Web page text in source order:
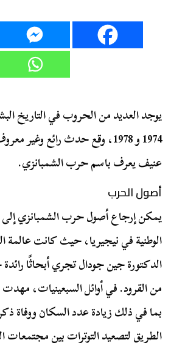
يوجد العديد من الحروب في التاريخ
1974 و 1978، وقع حدث رائع
عنيف يعرف باسم حرب الشمبانزي.
أصول الحرب
يمكن إرجاع أصول حرب الشمبانزي
الوطنية في نيجيريا، حيث كانت عالمة
الدكتورة جين جودال تجري أبحاثًا
من القرود. في أوائل السبعينيات،
بما في ذلك زيادة عدد السكان ووفاة
الطريق لتصعيد التوترات بين مجتمعات